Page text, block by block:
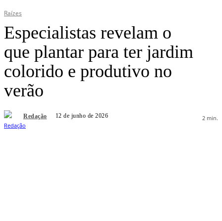
Raízes
Especialistas revelam o
que plantar para ter jardim
colorido e produtivo no
verão
Redação 12 de junho de 2026 2 min.